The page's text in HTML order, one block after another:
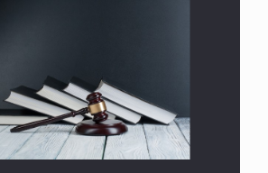
هل يُحسب حول الزكاة وفق السنة